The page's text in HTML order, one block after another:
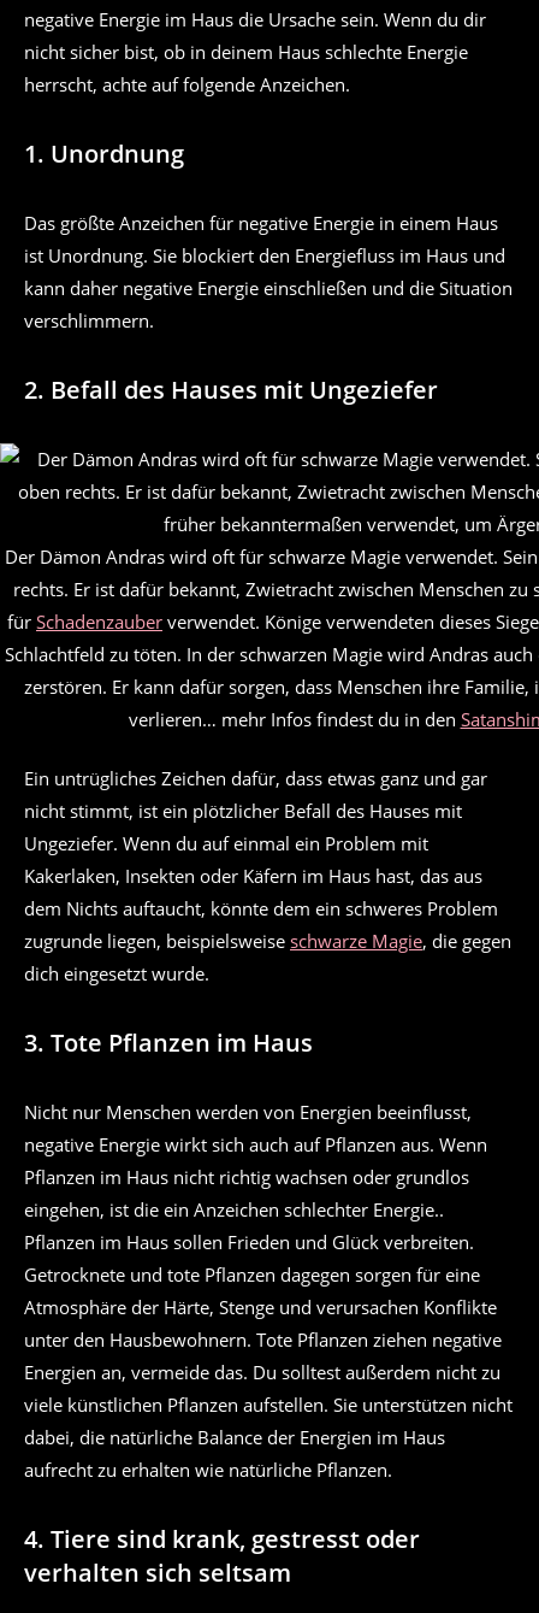
negative Energie im Haus die Ursache sein. Wenn du dir
nicht sicher bist, ob in deinem Haus schlechte Energie
herrscht, achte auf folgende Anzeichen.
1. Unordnung
Das größte Anzeichen für negative Energie in einem Haus
ist Unordnung. Sie blockiert den Energiefluss im Haus und
kann daher negative Energie einschließen und die Situation
verschlimmern.
2. Befall des Hauses mit Ungeziefer
Der Dämon Andras wird oft für schwarze Magie verwendet.
rechts. Er ist dafür bekannt, Zwietracht zwischen Menschen
für Schadenzauber verwendet. Könige verwendeten dieses
Schlachtfeld zu töten. In der schwarzen Magie wird Andras
zerstören. Er kann dafür sorgen, dass Menschen ihre Familie,
verlieren… mehr Infos findest du in den
Ein untrügliches Zeichen dafür, dass etwas ganz und gar
nicht stimmt, ist ein plötzlicher Befall des Hauses mit
Ungeziefer. Wenn du auf einmal ein Problem mit
Kakerlaken, Insekten oder Käfern im Haus hast, das aus
dem Nichts auftaucht, könnte dem ein schweres Problem
zugrunde liegen, beispielsweise schwarze Magie, die gegen
dich eingesetzt wurde.
3. Tote Pflanzen im Haus
Nicht nur Menschen werden von Energien beeinflusst,
negative Energie wirkt sich auch auf Pflanzen aus. Wenn
Pflanzen im Haus nicht richtig wachsen oder grundlos
eingehen, ist die ein Anzeichen schlechter Energie..
Pflanzen im Haus sollen Frieden und Glück verbreiten.
Getrocknete und tote Pflanzen dagegen sorgen für eine
Atmosphäre der Härte, Stenge und verursachen Konflikte
unter den Hausbewohnern. Tote Pflanzen ziehen negative
Energien an, vermeide das. Du solltest außerdem nicht zu
viele künstlichen Pflanzen aufstellen. Sie unterstützen nicht
dabei, die natürliche Balance der Energien im Haus
aufrecht zu erhalten wie natürliche Pflanzen.
4. Tiere sind krank, gestresst oder
verhalten sich seltsam